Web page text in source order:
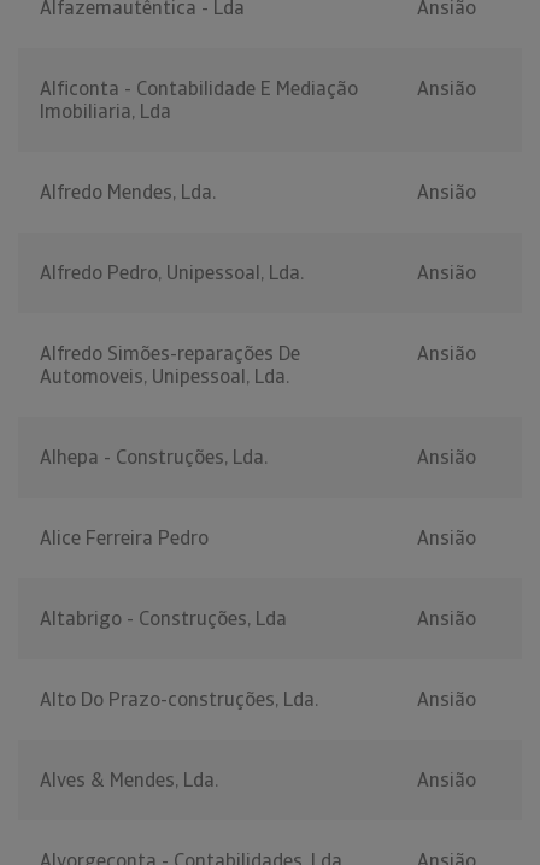
Alfazemautêntica - Lda Ansião
Alficonta - Contabilidade E Mediação
Imobiliaria, Lda
Ansião
Alfredo Mendes, Lda. Ansião
Alfredo Pedro, Unipessoal, Lda. Ansião
Alfredo Simões-reparações De
Automoveis, Unipessoal, Lda.
Ansião
Alhepa - Construções, Lda. Ansião
Alice Ferreira Pedro Ansião
Altabrigo - Construções, Lda Ansião
Alto Do Prazo-construções, Lda. Ansião
Alves & Mendes, Lda. Ansião